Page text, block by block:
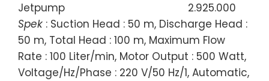
Jetpump
2.925.000
Spek : Suction Head : 50 m, Discharge Head :
50 m, Total Head : 100 m, Maximum Flow
Rate : 100 Liter/min, Motor Output : 500 Watt,
Voltage/Hz/Phase : 220 V/50 Hz/1, Automatic,